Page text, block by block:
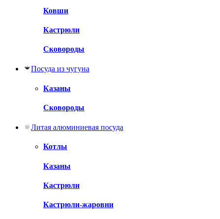
Ковши
Кастрюли
Сковороды
Посуда из чугуна
Казаны
Сковороды
Литая алюминиевая посуда
Котлы
Казаны
Кастрюли
Кастрюли-жаровни